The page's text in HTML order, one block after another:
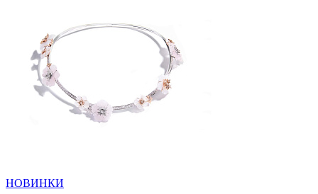
НОВИНКИ